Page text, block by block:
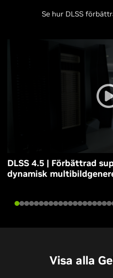
Se hur DLSS
DLSS 4.5 | Förbättrad
dynamisk
Visa alla